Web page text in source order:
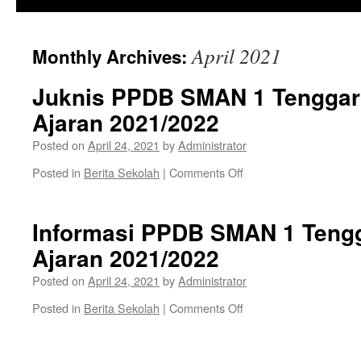
Monthly Archives:April 2021
Juknis PPDB SMAN 1
Ajaran 2021/2022
Posted on April 24, 2021 byAdministrator
Posted in Berita Sekolah | Comments Offon
1
Ajaran
2021/2022
Informasi PPDB SMAN 1
Ajaran 2021/2022
Posted on April 24, 2021 byAdministrator
Posted in Berita Sekolah | Comments Offon